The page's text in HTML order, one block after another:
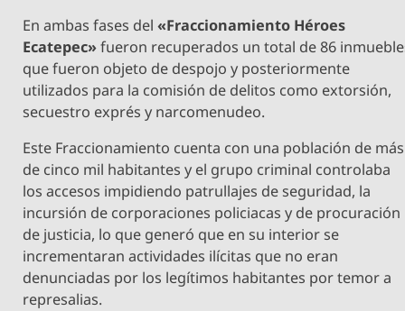
En ambas fases del«Fraccionamiento Héroes
Ecatepec»fueron recuperados un total de 86
que fueron objeto de despojo y posteriormente
utilizados para la comisión de delitos como extorsión,
secuestro exprés y narcomenudeo.
Este Fraccionamiento cuenta con una población de más
de cinco mil habitantes y el grupo criminal controlaba
los accesos impidiendo patrullajes de seguridad, la
incursión de corporaciones policiacas y de procuración
de justicia, lo que generó que en su interior se
incrementaran actividades ilícitas que no eran
denunciadas por los legítimos habitantes por temor a
represalias.